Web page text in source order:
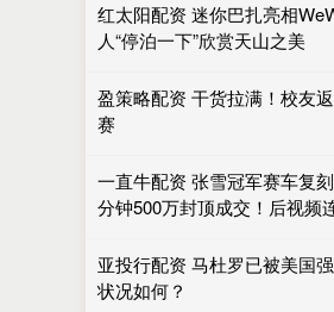
红太阳配资 迷你巴扎亮相
人“停泊一下”欣赏天山之美
盈策略配资 干货拉满！校友
赛
一直牛配资 张雪冠军赛车复
分钟500万封顶成交！后视频
亚投行配资 马杜罗已被美国
状况如何？